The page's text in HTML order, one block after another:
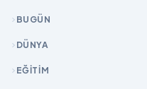
BUGÜN
DÜNYA
EĞİTİM